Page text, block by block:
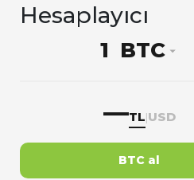
Hesaplayıcı
BTC
—TL USD
BTC al